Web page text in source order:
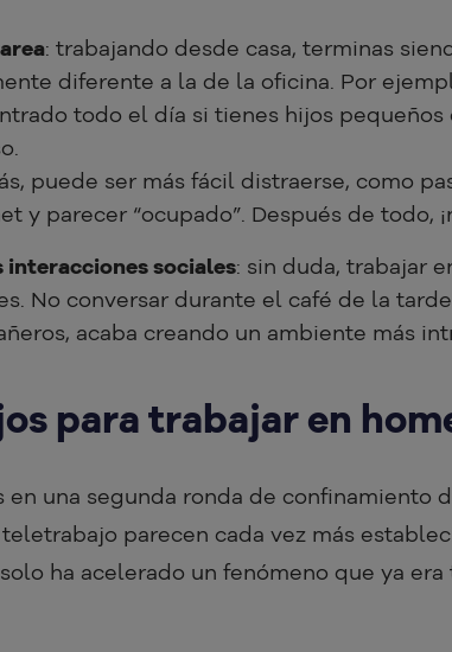
: trabajando desde casa, terminas
diferente a la de la oficina. Por
todo el día si tienes hijos
puede ser más fácil distraerse, como
y parecer “ocupado”. Después de todo,
interacciones sociales: sin duda, trabajar
No conversar durante el café de la
acaba creando un ambiente más
para trabajar en
en una segunda ronda de confinamiento
parecen cada vez más
ha acelerado un fenómeno que ya